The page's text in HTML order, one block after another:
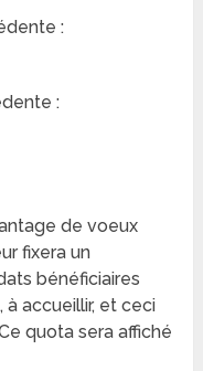
:
:
de voeux
fixera un
bénéficiaires
à accueillir, et ceci
quota sera affiché